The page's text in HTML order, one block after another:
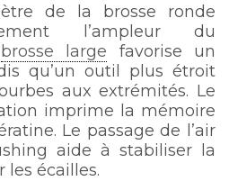
de la brosse ronde
l’ampleur du
brosse large favorise un
qu’un outil plus étroit
aux extrémités. Le
imprime la mémoire
Le passage de l’air
aide à stabiliser la
les écailles.